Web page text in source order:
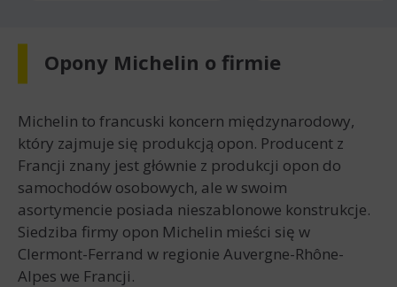
Opony Michelin o firmie
Michelin to francuski koncern międzynarodowy,
który zajmuje się produkcją opon. Producent z
Francji znany jest głównie z produkcji opon do
samochodów osobowych, ale w swoim
asortymencie posiada nieszablonowe konstrukcje.
Siedziba firmy opon Michelin mieści się w
Clermont-Ferrand w regionie Auvergne-Rhône-
Alpes we Francji.